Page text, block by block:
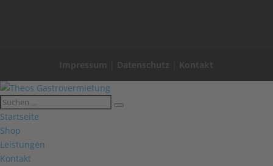
Impressum Datenschutz Kontakt
Startseite
Shop
Leistungen
Kontakt